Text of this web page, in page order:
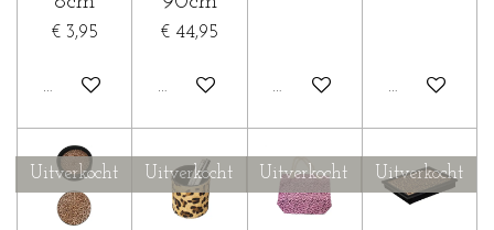
€ 3,95
In winkelwagen
€ 44,95
Houd mij op de hoogteHoud mij op de hoogte
Houd mij op
Uitverkocht Uitverkocht Uitverkocht Uitverkocht